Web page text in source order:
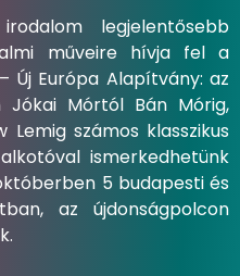
legjelentősebb
műveire hívja fel a
Új Európa Alapítvány: az
Jókai Mórtól Bán Mórig,
Lemig számos klasszikus
ismerkedhetünk
5 budapesti és
az újdonságpolcon